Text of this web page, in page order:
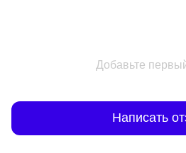
Добавьте
Написать